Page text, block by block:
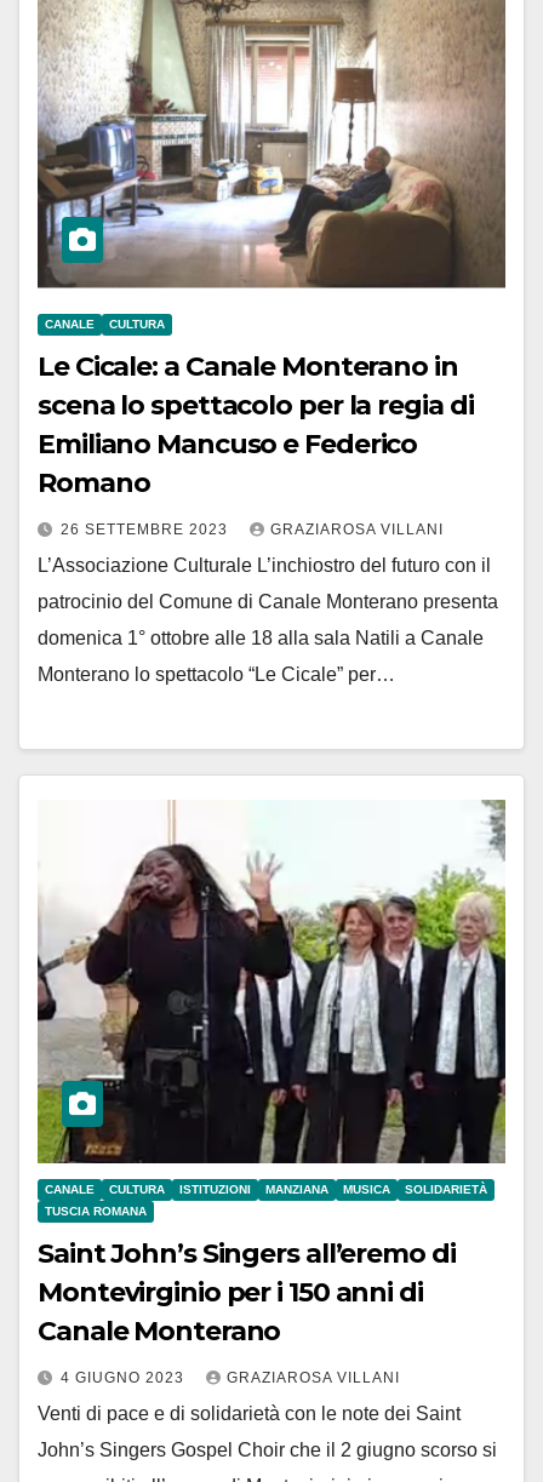
CANALE CULTURA
Le Cicale: a Canale Monterano in
scena lo spettacolo per la regia di
Emiliano Mancuso e Federico
Romano
26 SETTEMBRE 2023 GRAZIAROSA VILLANI
L’Associazione Culturale L’inchiostro del futuro con il
patrocinio del Comune di Canale Monterano presenta
domenica 1° ottobre alle 18 alla sala Natili a Canale
Monterano lo spettacolo “Le Cicale” per…
CANALE CULTURA ISTITUZIONI MANZIANA MUSICA
SOLIDARIETÀ
TUSCIA ROMANA
Saint John’s Singers all’eremo di
Montevirginio per i 150 anni di
Canale Monterano
4 GIUGNO 2023 GRAZIAROSA VILLANI
Venti di pace e di solidarietà con le note dei Saint
John’s Singers Gospel Choir che il 2 giugno scorso si